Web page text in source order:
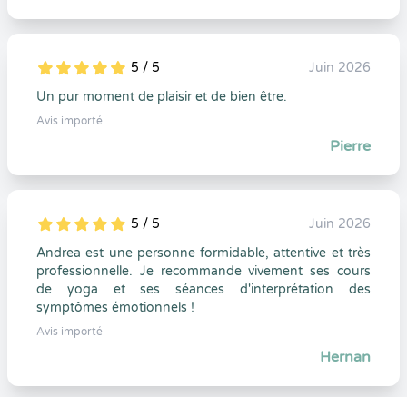
5
1
5
0 5 / 5
Juin 2026
Un pur moment de plaisir et de bien être.
Avis importé
Pierre
5
1
5
0 5 / 5
Juin 2026
Andrea est une personne formidable, attentive et très
professionnelle. Je recommande vivement ses cours
de yoga et ses séances d'interprétation des
symptômes émotionnels !
Avis importé
Hernan